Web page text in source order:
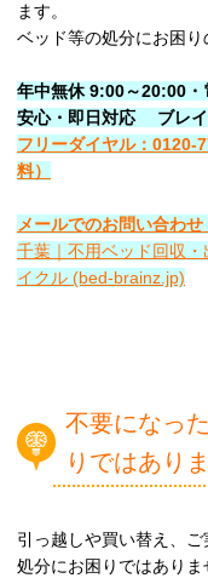
ます。
ベッド等の処分にお困り
年中無休 9:00～20:00・
安心・即日対応
ブレ
フリーダイヤル：0120-
料）
メールでのお問い合わせ
千葉｜不用ベッド回収
イクル (bed-brainz.jp)
不要になっ
りではあり
引っ越しや買い替え、
処分にお困りではありま